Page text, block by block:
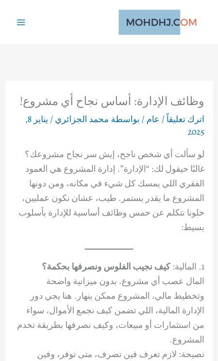
وظائف الإدارة: أساس نجاح أي مشروع!
اترك تعليقاً/ عام / بواسطة محمد الجزائري/
يناير 8,
2025
لو سألت أي شخص ناجح، إيش سر نجاح مشروعك؟
غالبًا حيقول لك: “الإدارة”. إدارة المشروع هي العمود
الفقري اللي يمسك كل شيء في مكانه، ومن دونها
المشروع ما يقدر يستمر. طيب، عشان نكون عمليين،
خلونا نتكلم عن خمس وظائف أساسية للإدارة بأسلوب
بسيط:
1. المالية:
كيف نجيب الفلوس ونصرفها بحكمة؟
المال عصب أي مشروع. بدون ميزانية واضحة
وتخطيط مالي، المشروع ممكن ينهار. هنا يجي دور
الإدارة المالية، اللي تضمن كيف نجمع الأموال، سواء
من استثمارات أو مبيعات، وكيف نصرفها بطريقة تخدم
المشروع.
نصيحة: لازم تعرف فين تصرف، متى توفر، وفين